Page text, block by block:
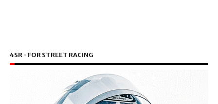
4SR - FOR STREET RACING